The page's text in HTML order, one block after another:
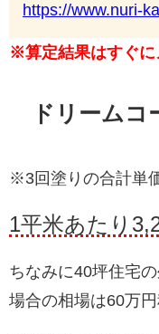
https://www.nuri-
※算定結果はすぐに
ドリームコ
※3回塗りの合計単
1平米あたり
ちなみに40坪住宅
場合の相場は60万円